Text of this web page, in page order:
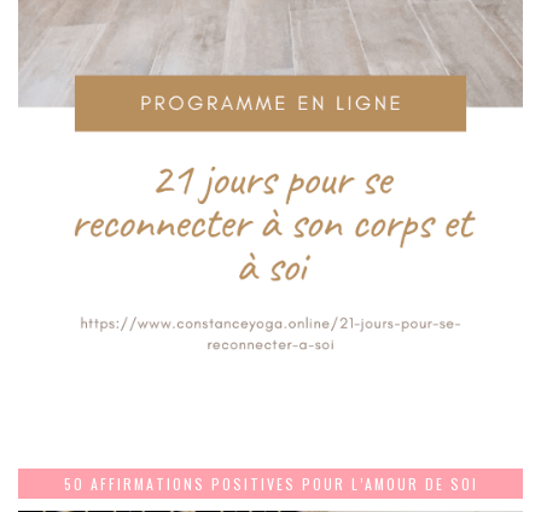
50 AFFIRMATIONS POSITIVES POUR L’AMOUR DE SOI